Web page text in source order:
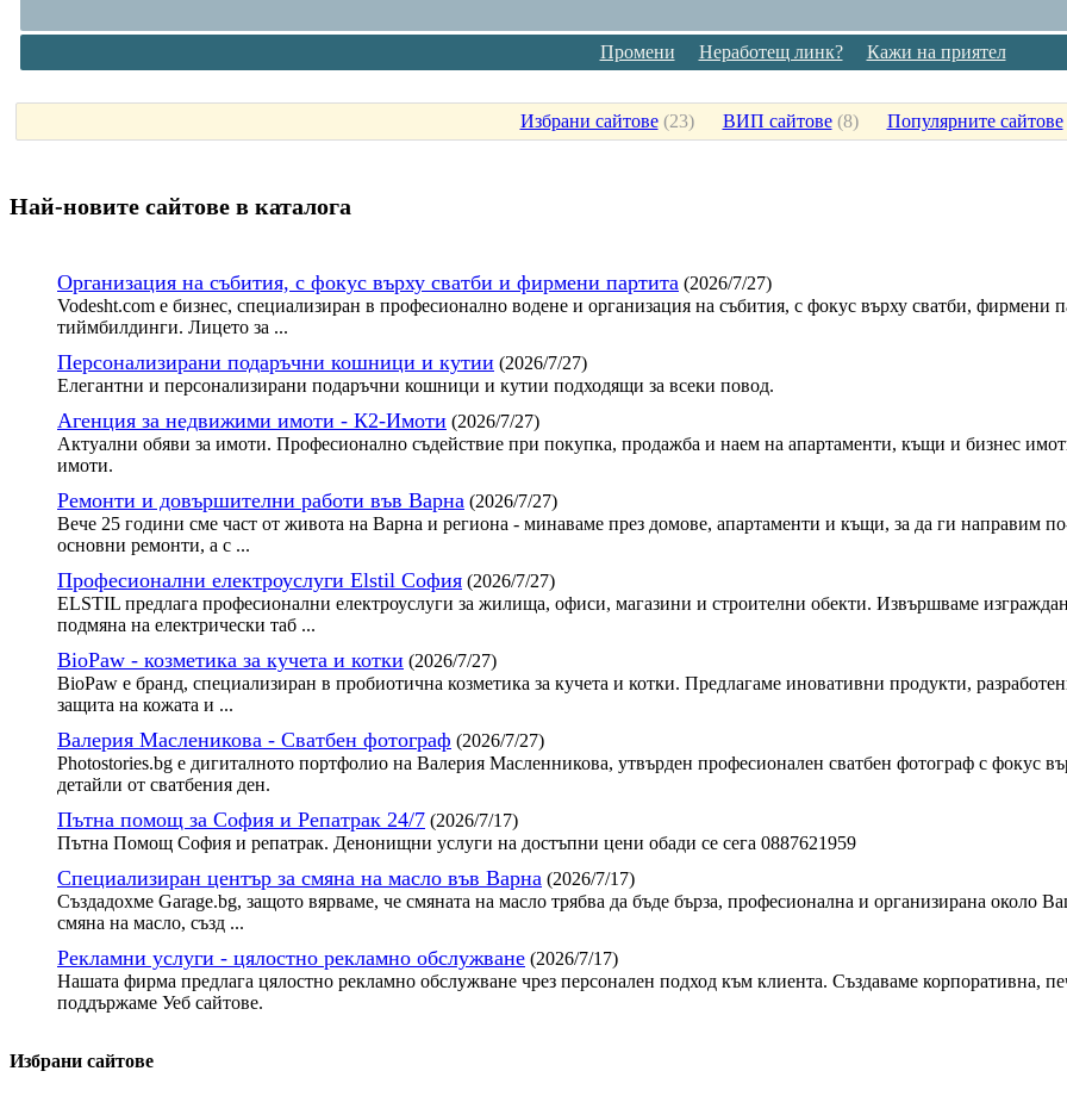
Промени Неработещ линк? Кажи на приятел
Избрани сайтове(23) ВИП сайтове(8) Популярните сайтове
Най-новите сайтoве в каталога
Организация на събития, с фокус върху сватби и фирмени партита (2026/7/27)
Vodesht.com е бизнес, специализиран в професионално водене и организация на събития, с фокус върху сватби,
тиймбилдинги. Лицето за ...
Персонализирани подаръчни кошници и кутии (2026/7/27)
Елегантни и персонализирани подаръчни кошници и кутии подходящи за всеки повод.
Агенция за недвижими имоти - К2-Имоти (2026/7/27)
Актуални обяви за имоти. Професионално съдействие при покупка, продажба и наем на апартаменти, къщи и бизнес
имоти.
Ремонти и довършителни работи във Варна (2026/7/27)
Вече 25 години сме част от живота на Варна и региона - минаваме през домове, апартаменти и къщи, за да ги направим
основни ремонти, а с ...
Професионални електроуслуги Elstil София (2026/7/27)
ELSTIL предлага професионални електроуслуги за жилища, офиси, магазини и строителни обекти. Извършваме
подмяна на електрически таб ...
BioPaw - козметика за кучета и котки (2026/7/27)
BioPaw е бранд, специализиран в пробиотична козметика за кучета и котки. Предлагаме иновативни продукти,
защита на кожата и ...
Валерия Масленикова - Сватбен фотограф (2026/7/27)
Photostories.bg е дигиталното портфолио на Валерия Масленникова, утвърден професионален сватбен фотограф с фокус
детайли от сватбения ден.
Пътна помощ за София и Репатрак 24/7 (2026/7/17)
Пътна Помощ София и репатрак. Денонищни услуги на достъпни цени обади се сега 0887621959
Специализиран център за смяна на масло във Варна (2026/7/17)
Създадохме Garage.bg, защото вярваме, че смяната на масло трябва да бъде бърза, професионална и организирана около
смяна на масло, създ ...
Рекламни услуги - цялостно рекламно обслужване (2026/7/17)
Нашата фирма предлага цялостно рекламно обслужване чрез персонален подход към клиента. Създаваме корпоративна,
поддържаме Уеб сайтове.
Избрани сайтове